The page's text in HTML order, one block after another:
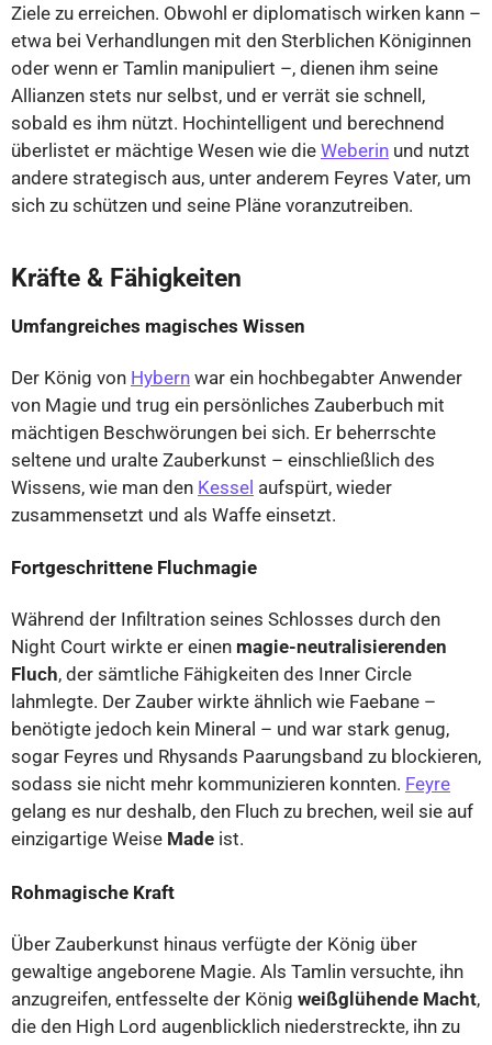
Ziele zu erreichen. Obwohl er diplomatisch wirken kann –
etwa bei Verhandlungen mit den Sterblichen Königinnen
oder wenn er Tamlin manipuliert –, dienen ihm seine
Allianzen stets nur selbst, und er verrät sie schnell,
sobald es ihm nützt. Hochintelligent und berechnend
überlistet er mächtige Wesen wie die Weberin und nutzt
andere strategisch aus, unter anderem Feyres Vater, um
sich zu schützen und seine Pläne voranzutreiben.
Kräfte & Fähigkeiten
Umfangreiches magisches Wissen
Der König von Hybern war ein hochbegabter Anwender
von Magie und trug ein persönliches Zauberbuch mit
mächtigen Beschwörungen bei sich. Er beherrschte
seltene und uralte Zauberkunst – einschließlich des
Wissens, wie man den Kessel aufspürt, wieder
zusammensetzt und als Waffe einsetzt.
Fortgeschrittene Fluchmagie
Während der Infiltration seines Schlosses durch den
Night Court wirkte er einen magie-neutralisierenden
Fluch, der sämtliche Fähigkeiten des Inner Circle
lahmlegte. Der Zauber wirkte ähnlich wie Faebane –
benötigte jedoch kein Mineral – und war stark genug,
sogar Feyres und Rhysands Paarungsband zu blockieren,
sodass sie nicht mehr kommunizieren konnten. Feyre
gelang es nur deshalb, den Fluch zu brechen, weil sie auf
einzigartige Weise Made ist.
Rohmagische Kraft
Über Zauberkunst hinaus verfügte der König über
gewaltige angeborene Magie. Als Tamlin versuchte, ihn
anzugreifen, entfesselte der König weißglühende Macht,
die den High Lord augenblicklich niederstreckte, ihn zu